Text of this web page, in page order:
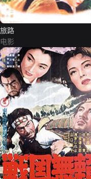
旅路
电影